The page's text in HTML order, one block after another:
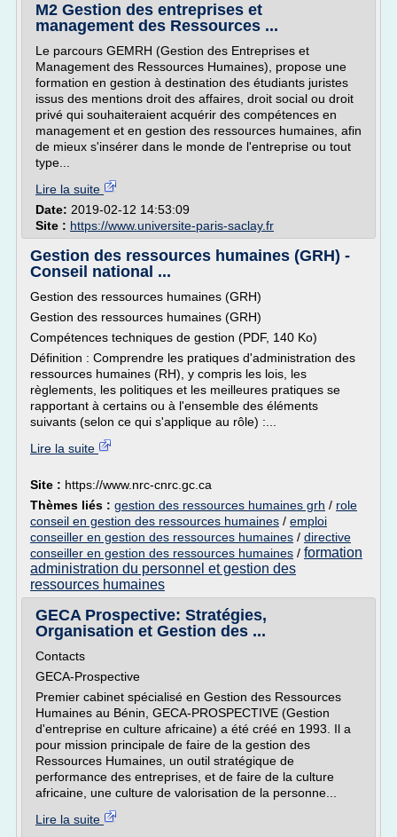
M2 Gestion des entreprises et
management des Ressources ...
Le parcours GEMRH (Gestion des Entreprises et
Management des Ressources Humaines), propose une
formation en gestion à destination des étudiants juristes
issus des mentions droit des affaires, droit social ou droit
privé qui souhaiteraient acquérir des compétences en
management et en gestion des ressources humaines, afin
de mieux s'insérer dans le monde de l'entreprise ou tout
type...
Lire la suite
Date: 2019-02-12 14:53:09
Site : https://www.universite-paris-saclay.fr
Gestion des ressources humaines (GRH) -
Conseil national ...
Gestion des ressources humaines (GRH)
Gestion des ressources humaines (GRH)
Compétences techniques de gestion (PDF, 140 Ko)
Définition : Comprendre les pratiques d'administration des
ressources humaines (RH), y compris les lois, les
règlements, les politiques et les meilleures pratiques se
rapportant à certains ou à l'ensemble des éléments
suivants (selon ce qui s'applique au rôle) :...
Lire la suite
Site : https://www.nrc-cnrc.gc.ca
Thèmes liés : gestion des ressources humaines grh / role
conseil en gestion des ressources humaines / emploi
conseiller en gestion des ressources humaines / directive
conseiller en gestion des ressources humaines / formation
administration du personnel et gestion des
ressources humaines
GECA Prospective: Stratégies,
Organisation et Gestion des ...
Contacts
GECA-Prospective
Premier cabinet spécialisé en Gestion des Ressources
Humaines au Bénin, GECA-PROSPECTIVE (Gestion
d'entreprise en culture africaine) a été créé en 1993. Il a
pour mission principale de faire de la gestion des
Ressources Humaines, un outil stratégique de
performance des entreprises, et de faire de la culture
africaine, une culture de valorisation de la personne...
Lire la suite